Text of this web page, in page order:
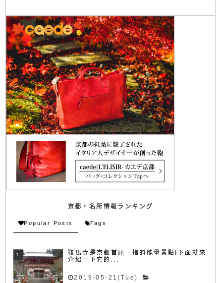
京都・名所情報ランキング
Popular Posts Tags
鞍馬寺是京都首屈一指的能量景點!下面就來
介紹一下它的...
2019-05-21(Tue)